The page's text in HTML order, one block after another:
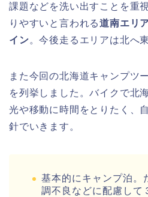
課題などを洗い出すことを重
りやすいと言われる道南エリ
イン。今後走るエリアは北へ
また今回の北海道キャンプツ
を列挙しました。バイクで北
光や移動に時間をとりたく、
針でいきます。
基本的にキャンプ泊。
調不良などに配慮して